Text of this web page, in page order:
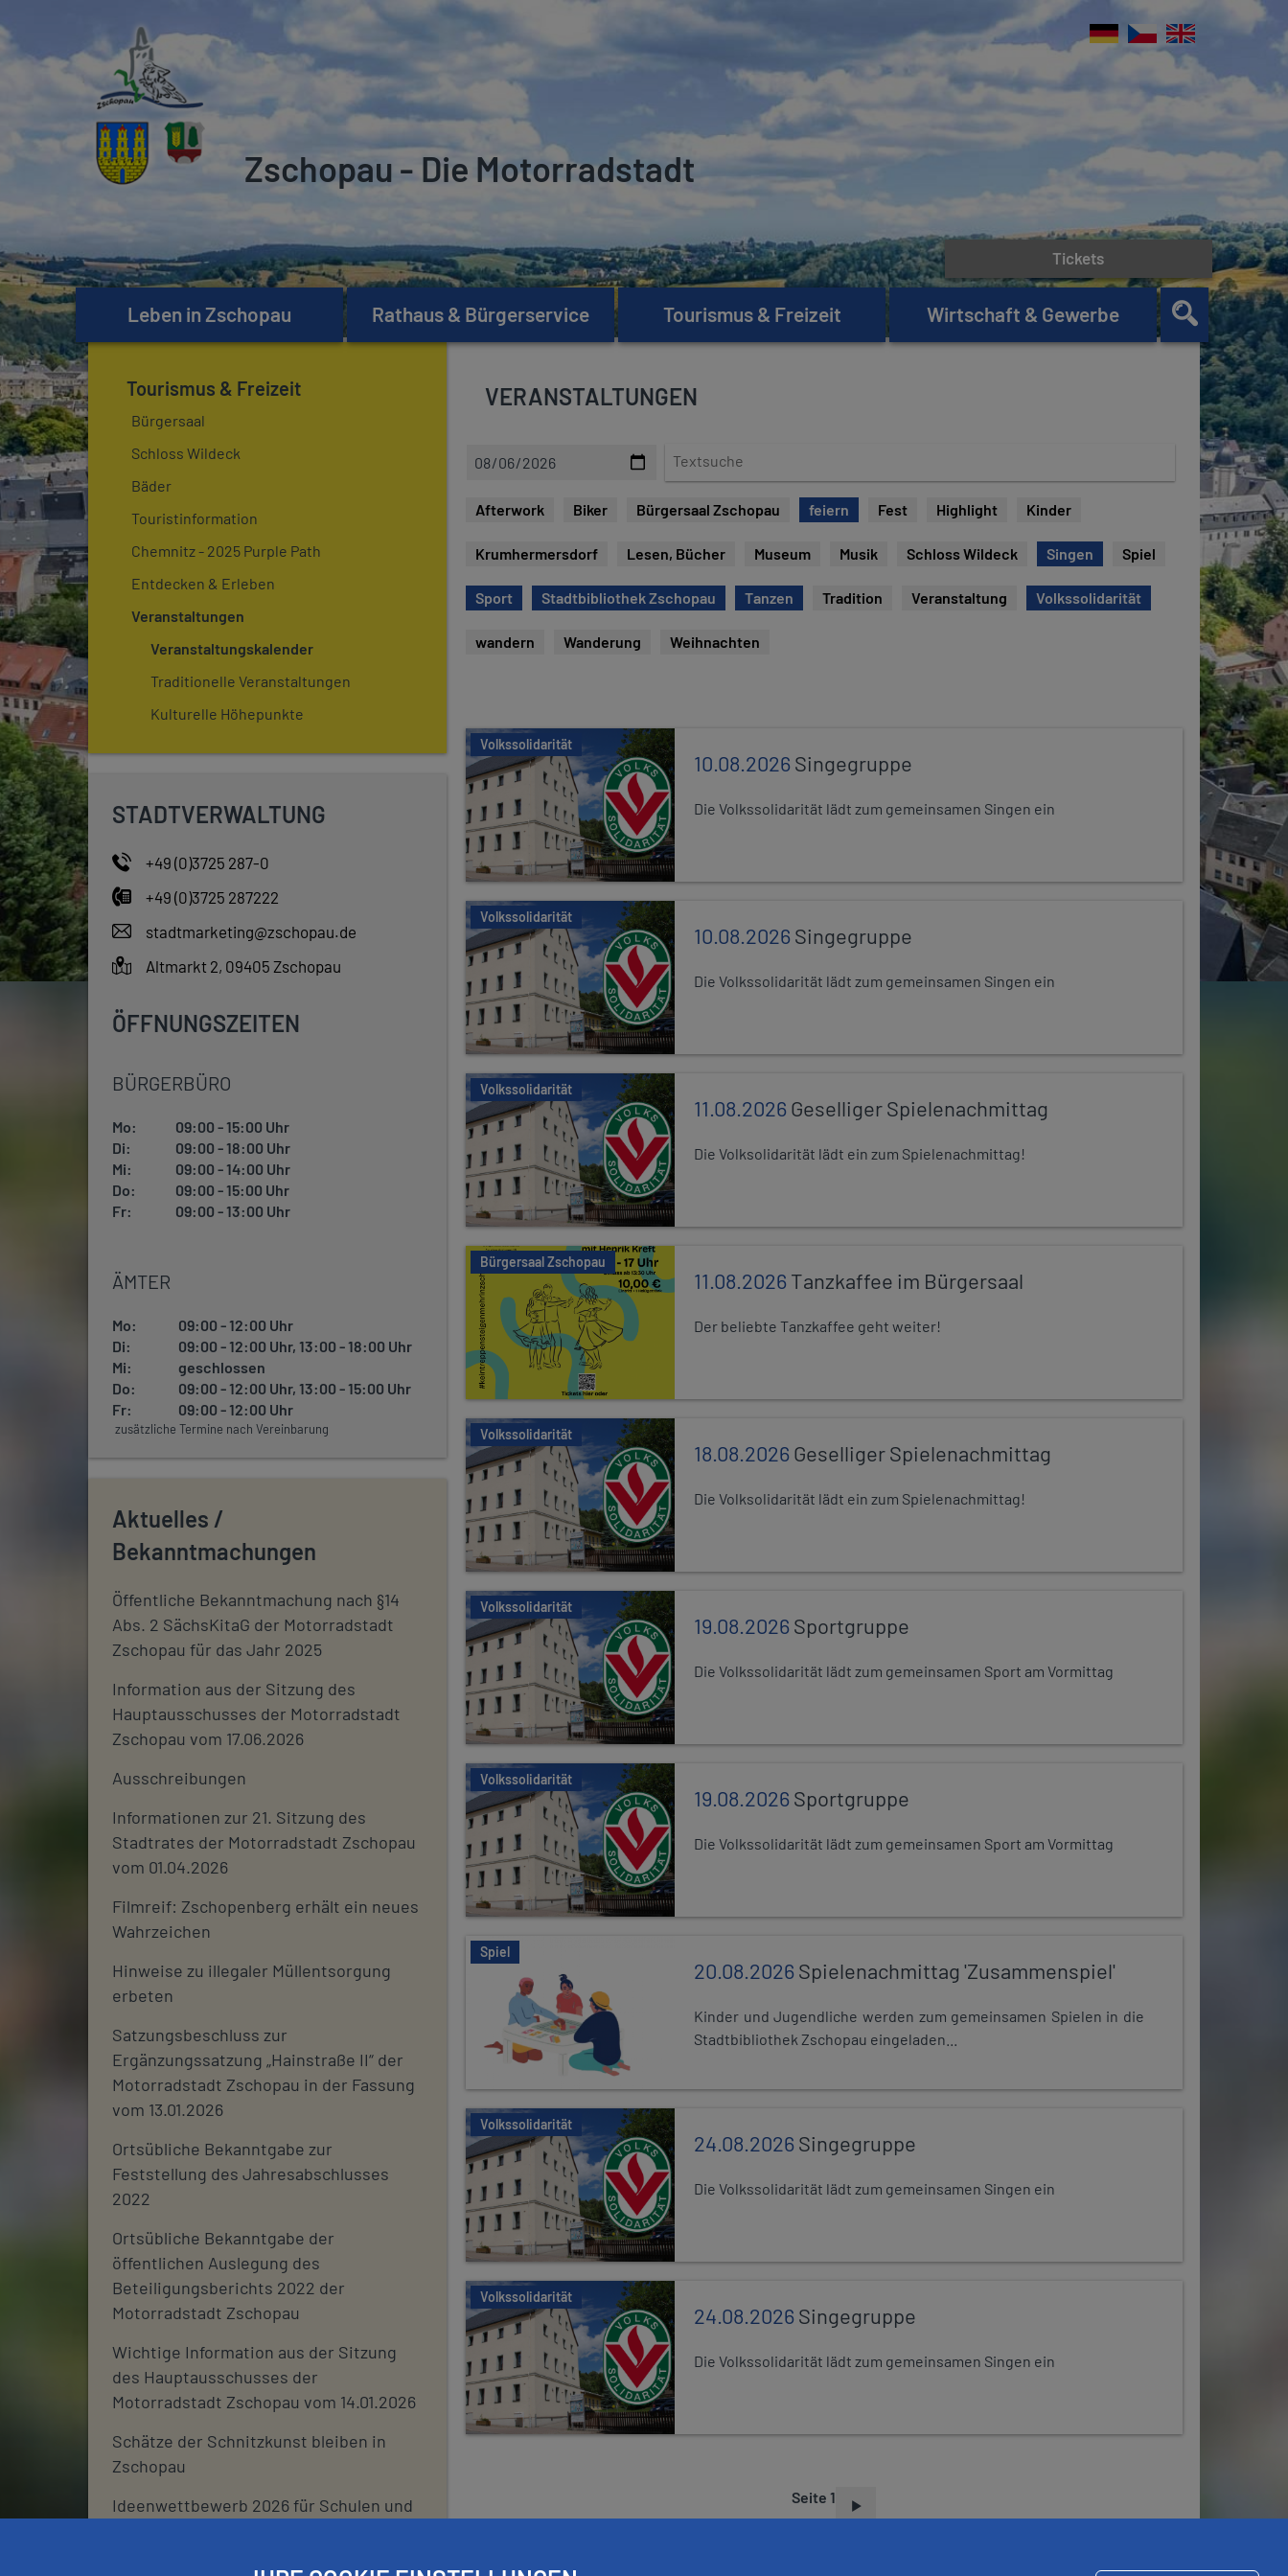
Zschopau - Die Motorradstadt
Leben in Zschopau Rathaus & Bürgerservice Tourismus & Freizeit Wirtschaft & Gewerbe
Tickets
Tourismus & Freizeit
Bürgersaal
Schloss Wildeck
Bäder
Touristinformation
Chemnitz - 2025 Purple Path
Entdecken & Erleben
Veranstaltungen
Veranstaltungskalender
Traditionelle Veranstaltungen
Kulturelle Höhepunkte
STADTVERWALTUNG
+49 (0)3725 287-0
+49 (0)3725 287222
stadtmarketing@zschopau.de
Altmarkt 2, 09405 Zschopau
ÖFFNUNGSZEITEN
BÜRGERBÜRO
Mo:
09:00 - 15:00 Uhr
Di:
09:00 - 18:00 Uhr
Mi:
09:00 - 14:00 Uhr
Do:
09:00 - 15:00 Uhr
Fr:
09:00 - 13:00 Uhr
ÄMTER
Mo:
09:00 - 12:00 Uhr
Di:
09:00 - 12:00 Uhr, 13:00 - 18:00 Uhr
Mi:
geschlossen
Do:
09:00 - 12:00 Uhr, 13:00 - 15:00 Uhr
Fr:
09:00 - 12:00 Uhr
zusätzliche Termine nach Vereinbarung
Aktuelles /
Bekanntmachungen
Öffentliche Bekanntmachung nach §14
Abs. 2 SächsKitaG der Motorradstadt
Zschopau für das Jahr 2025
Information aus der Sitzung des
Hauptausschusses der Motorradstadt
Zschopau vom 17.06.2026
Ausschreibungen
Informationen zur 21. Sitzung des
Stadtrates der Motorradstadt Zschopau
vom 01.04.2026
Filmreif: Zschopenberg erhält ein neues
Wahrzeichen
Hinweise zu illegaler Müllentsorgung
erbeten
Satzungsbeschluss zur
Ergänzungssatzung „Hainstraße II“ der
Motorradstadt Zschopau in der Fassung
vom 13.01.2026
Ortsübliche Bekanntgabe zur
Feststellung des Jahresabschlusses
2022
Ortsübliche Bekanntgabe der
öffentlichen Auslegung des
Beteiligungsberichts 2022 der
Motorradstadt Zschopau
Wichtige Information aus der Sitzung
des Hauptausschusses der
Motorradstadt Zschopau vom 14.01.2026
Schätze der Schnitzkunst bleiben in
Zschopau
Ideenwettbewerb 2026 für Schulen und
Stadtjournal 2026: Wir suchen euch
VERANSTALTUNGEN
t
u
h
Afterwork Biker Bürgersaal Zschopau feiern Fest Highlight Kinder
Krumhermersdorf Lesen, Bücher Museum Musik Schloss Wildeck Singen Spiel
Sport Stadtbibliothek Zschopau Tanzen Tradition Veranstaltung Volkssolidarität
wandern Wanderung Weihnachten
Volkssolidarität
10.08.2026Singegruppe
Die Volkssolidarität lädt zum gemeinsamen Singen ein
Volkssolidarität
10.08.2026Singegruppe
Die Volkssolidarität lädt zum gemeinsamen Singen ein
Volkssolidarität
11.08.2026Geselliger Spielenachmittag
Die Volksolidarität lädt ein zum Spielenachmittag!
Bürgersaal Zschopau
11.08.2026Tanzkaffee im Bürgersaal
Der beliebte Tanzkaffee geht weiter!
Volkssolidarität
18.08.2026Geselliger Spielenachmittag
Die Volksolidarität lädt ein zum Spielenachmittag!
Volkssolidarität
19.08.2026Sportgruppe
Die Volkssolidarität lädt zum gemeinsamen Sport am Vormittag
Volkssolidarität
19.08.2026Sportgruppe
Die Volkssolidarität lädt zum gemeinsamen Sport am Vormittag
Spiel
20.08.2026Spielenachmittag 'Zusammenspiel'
Kinder und Jugendliche werden zum gemeinsamen Spielen in die
Stadtbibliothek Zschopau eingeladen...
Volkssolidarität
24.08.2026Singegruppe
Die Volkssolidarität lädt zum gemeinsamen Singen ein
Volkssolidarität
24.08.2026Singegruppe
Die Volkssolidarität lädt zum gemeinsamen Singen ein
S
I
Seite 1